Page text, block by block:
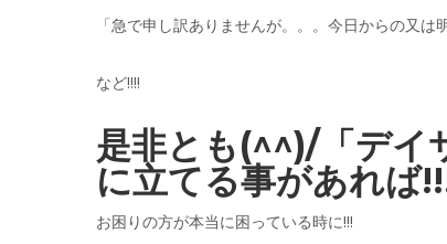
「急で申し訳ありませんが。。。今日からの又は
など!!!!
是非とも(^^)/「デイ
に立てる事があれば
お困りの方が本当に困っている時に!!!